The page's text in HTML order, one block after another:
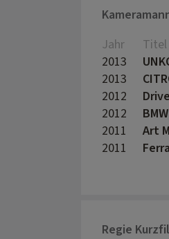
Jahr
Titel
2013
2013
2012
2012
2011
Art
2011
Regie